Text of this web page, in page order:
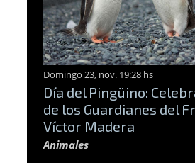
Domingo 23, nov. 19:28 hs
Día del Pingüino:
de los Guardianes del
Víctor Madera
Animales